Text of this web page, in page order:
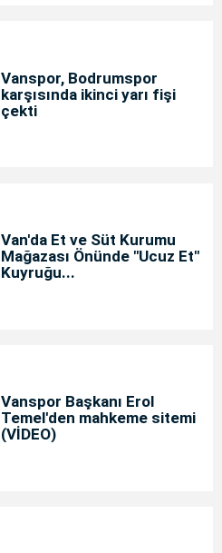
Vanspor, Bodrumspor
karşısında ikinci yarı fişi
çekti
Van'da Et ve Süt Kurumu
Mağazası Önünde "Ucuz Et"
Kuyruğu...
Vanspor Başkanı Erol
Temel'den mahkeme sitemi
(VİDEO)